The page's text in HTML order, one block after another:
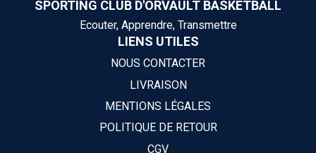
SPORTING CLUB D'ORVAULT BASKETBALL
Ecouter, Apprendre, Transmettre
LIENS UTILES
NOUS CONTACTER
LIVRAISON
MENTIONS LÉGALES
POLITIQUE DE RETOUR
CGV